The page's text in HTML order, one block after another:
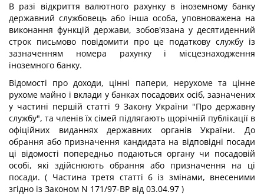
В разі відкриття валютного рахунку в іноземному банку
державний службовець або інша особа, уповноважена на
виконання функцій держави, зобов'язана у десятиденний
строк письмово повідомити про це податкову службу із
зазначенням номера рахунку і місцезнаходження
іноземного банку.
Відомості про доходи, цінні папери, нерухоме та цінне
рухоме майно і вклади у банках посадових осіб, зазначених
у частині першій статті 9 Закону України "Про державну
службу", та членів їх сімей підлягають щорічній публікації в
офіційних виданнях державних органів України. До
обрання або призначення кандидата на відповідні посади
ці відомості попередньо подаються органу чи посадовій
особі, які здійснюють обрання або призначення на ці
посади. ( Частина третя статті 6 із змінами, внесеними
згідно із Законом N 171/97-ВР від 03.04.97 )